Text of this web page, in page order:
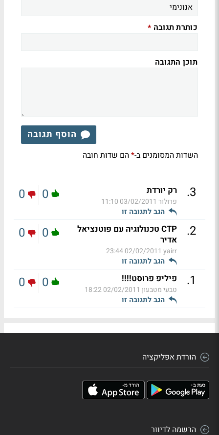
כותרת תגובה *
תוכן התגובה
הוסף תגובה
השדות המסומנים ב-*הם שדות חובה
3
. רק יורדת
פרולור 03/02/2011 11:10
הגב לתגובה זו
0
0
2
.
CTP טכנולוגיה עם פוטנציאל
אדיר
yairr
02/02/2011 23:44
הגב לתגובה זו
0
0
1
. פיליפ פרוסט!!!!
טבעי מטבעון 02/02/2011 18:22
הגב לתגובה זו
0
0
הורדת אפליקציה
הרשמה לדיוור